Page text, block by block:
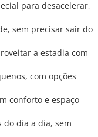
para desacelerar,
sem precisar sair do
a estadia com
com opções
conforto e espaço
dia a dia, sem